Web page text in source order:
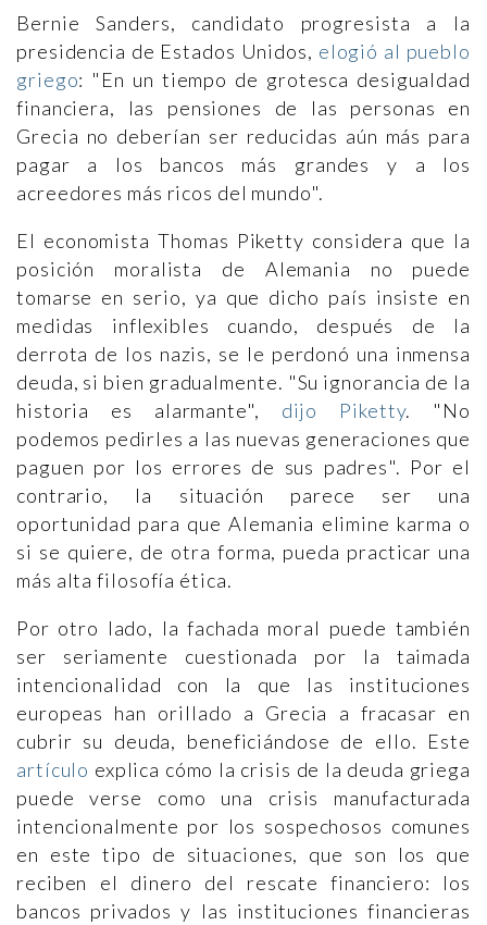
Bernie Sanders, candidato progresista a la
presidencia de Estados Unidos, elogió al pueblo
griego: "En un tiempo de grotesca desigualdad
financiera, las pensiones de las personas en
Grecia no deberían ser reducidas aún más para
pagar a los bancos más grandes y a los
acreedores más ricos del mundo".
El economista Thomas Piketty considera que la
posición moralista de Alemania no puede
tomarse en serio, ya que dicho país insiste en
medidas inflexibles cuando, después de la
derrota de los nazis, se le perdonó una inmensa
deuda, si bien gradualmente. "Su ignorancia de la
historia es alarmante", dijo Piketty. "No
podemos pedirles a las nuevas generaciones que
paguen por los errores de sus padres". Por el
contrario, la situación parece ser una
oportunidad para que Alemania elimine karma o
si se quiere, de otra forma, pueda practicar una
más alta filosofía ética.
Por otro lado, la fachada moral puede también
ser seriamente cuestionada por la taimada
intencionalidad con la que las instituciones
europeas han orillado a Grecia a fracasar en
cubrir su deuda, beneficiándose de ello. Este
artículo explica cómo la crisis de la deuda griega
puede verse como una crisis manufacturada
intencionalmente por los sospechosos comunes
en este tipo de situaciones, que son los que
reciben el dinero del rescate financiero: los
bancos privados y las instituciones financieras